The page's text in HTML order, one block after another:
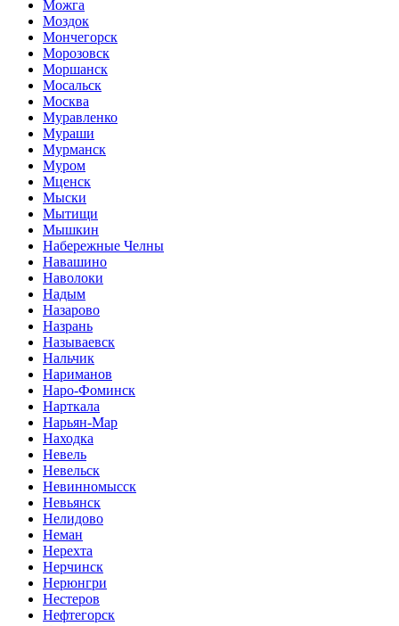
Можга
Моздок
Мончегорск
Морозовск
Моршанск
Мосальск
Москва
Муравленко
Мураши
Мурманск
Муром
Мценск
Мыски
Мытищи
Мышкин
Набережные Челны
Навашино
Наволоки
Надым
Назарово
Назрань
Называевск
Нальчик
Нариманов
Наро-Фоминск
Нарткала
Нарьян-Мар
Находка
Невель
Невельск
Невинномысск
Невьянск
Нелидово
Неман
Нерехта
Нерчинск
Нерюнгри
Нестеров
Нефтегорск